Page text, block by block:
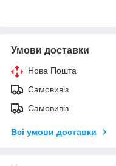
Умови доставки
Нова Пошта
Самовивіз
Самовивіз
Всі умови доставки